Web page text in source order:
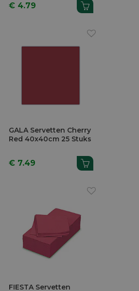
€ 4.79
GALA Servetten Cherry
Red 40x40cm 25 Stuks
€ 7.49
FIESTA Servetten